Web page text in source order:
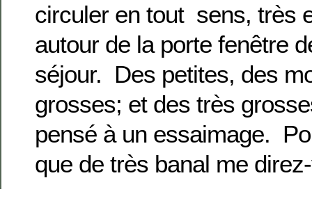
circuler en tout sens, très
autour de la porte fenêtre
séjour. Des petites, des
grosses; et des très
pensé à un essaimage.
que de très banal me